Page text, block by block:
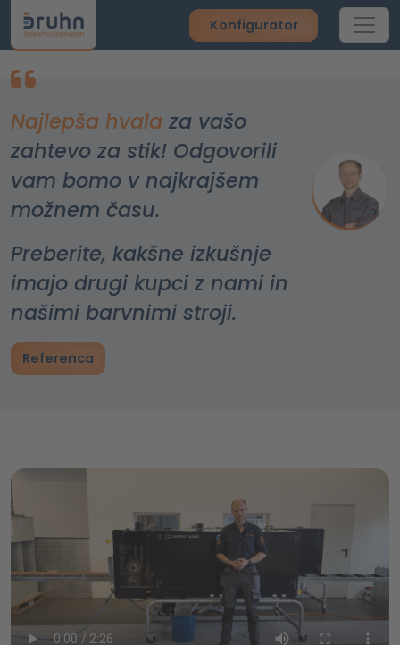
Konfigurator
Najlepša hvala za vašo
zahtevo za stik! Odgovorili
vam bomo v najkrajšem
možnem času.
Preberite, kakšne izkušnje
imajo drugi kupci z nami in
našimi barvnimi stroji.
Referenca